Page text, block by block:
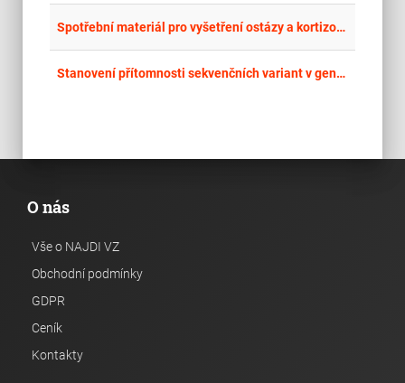
Spotřební materiál pro vyšetření ostázy a kortizolu v moči a séru včetně výpůjčky analyzátoru znovuvyhlášení
Stanovení přítomnosti sekvenčních variant v genech F2, F5 a MTHFR s výpůjčkou analyzátoru II.
O nás
Vše o NAJDI VZ
Obchodní podmínky
GDPR
Ceník
Kontakty